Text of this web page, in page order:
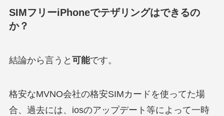
SIMフリーiPhoneでテザリングはできるの
か？
結論から言うと 可能です。
格安なMVNO会社の格安SIMカードを使ってた場
合、過去には、iosのアップデート等によって一時